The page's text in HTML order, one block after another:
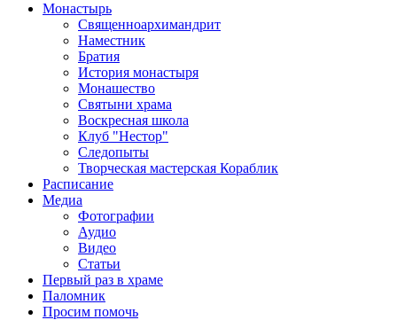
Монастырь
Священноархимандрит
Наместник
Братия
История монастыря
Монашество
Cвятыни храма
Воскресная школа
Клуб "Нестор"
Следопыты
Творческая мастерская Кораблик
Расписание
Медиа
Фотографии
Аудио
Видео
Статьи
Первый раз в храме
Паломник
Просим помочь